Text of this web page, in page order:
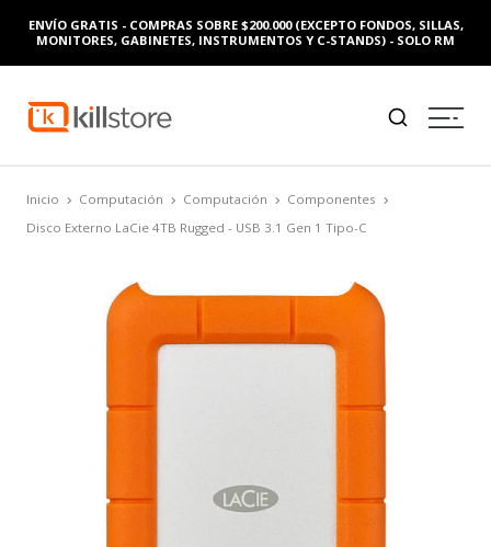
ENVÍO GRATIS - COMPRAS SOBRE $200.000 (EXCEPTO FONDOS, SILLAS,
MONITORES, GABINETES, INSTRUMENTOS Y C-STANDS) - SOLO RM
Inicio Computación Computación
Componentes
Disco Externo LaCie 4TB Rugged - USB 3.1 Gen 1 Tipo-C